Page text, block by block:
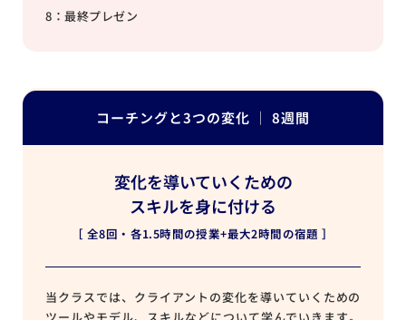
8：最終プレゼン
コーチングと3つの変化 │ 8週間
変化を導いていくための
スキルを身に付ける
［ 全8回・各1.5時間の授業+最大2時間の宿題 ］
当クラスでは、クライアントの変化を導いていくための